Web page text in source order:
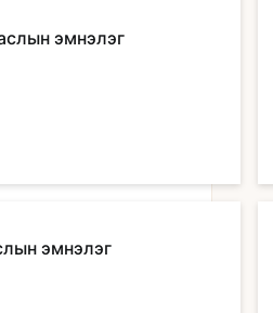
эмнэлэг
эмнэлэг